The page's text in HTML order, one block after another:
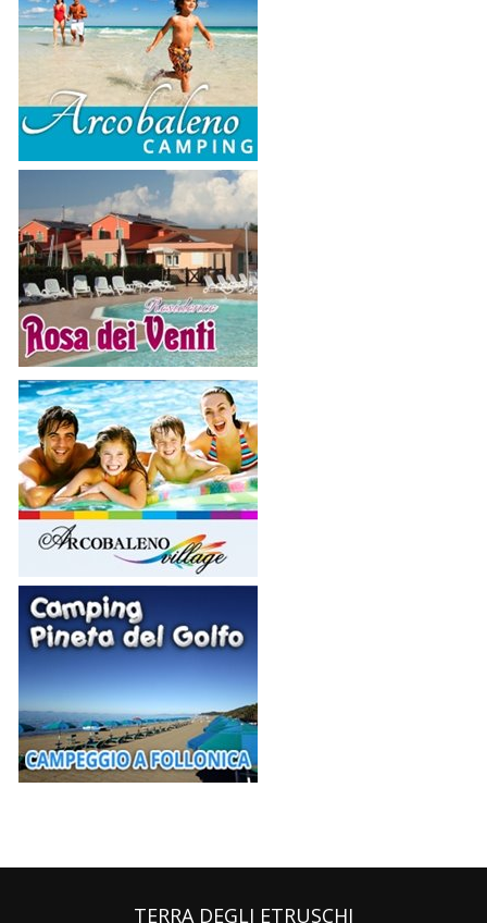
TERRA DEGLI ETRUSCHI